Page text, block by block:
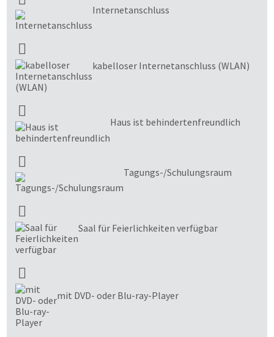
Internetanschluss
kabelloser Internetanschluss (WLAN)
Haus ist behindertenfreundlich
Tagungs-/Schulungsraum
Saal für Feierlichkeiten verfügbar
mit DVD- oder Blu-ray-Player